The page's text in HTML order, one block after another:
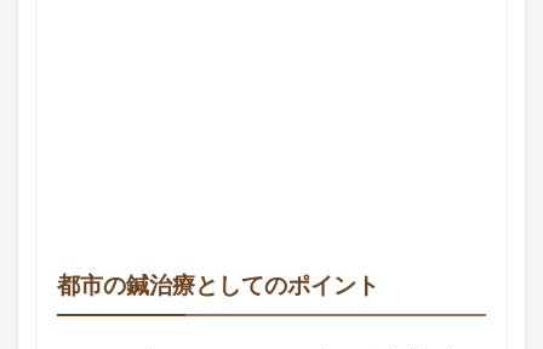
都市の鍼治療としてのポイント